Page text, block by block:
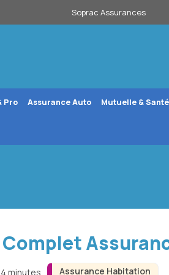
Soprac Assurances
Pro Assurance Auto Mutuelle & Santé
Assurance Habitation
minutes